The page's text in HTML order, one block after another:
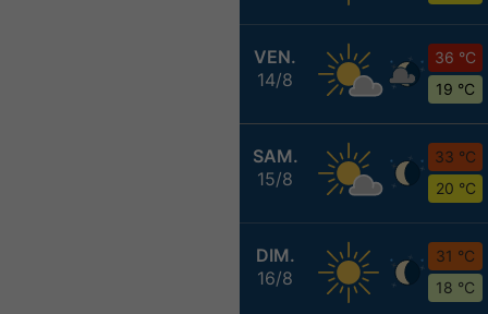
VEN.
14/8
36 °C
19 °C
SAM.
15/8
33 °C
20 °C
DIM.
16/8
31 °C
18 °C